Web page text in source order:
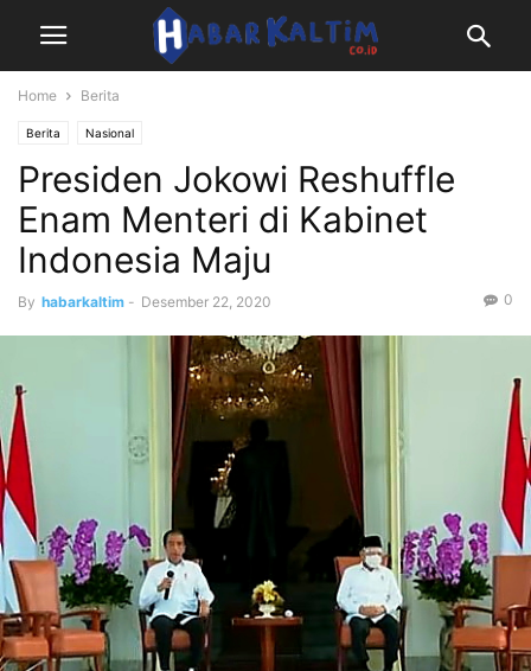
Home Berita
Berita Nasional
Presiden Jokowi Reshuffle
Enam Menteri di Kabinet
Indonesia Maju
By habarkaltim - Desember 22, 2020 0